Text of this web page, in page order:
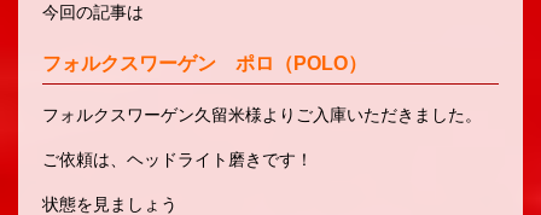
今回の記事は
フォルクスワーゲン ポロ（POLO）
フォルクスワーゲン久留米様よりご入庫いただきました。
ご依頼は、ヘッドライト磨きです！
状態を見ましょう